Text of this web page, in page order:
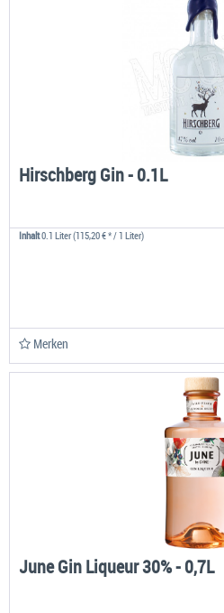
Hirschberg Gin - 0.1L
Inhalt0.1 Liter(115,20 € * / 1 Liter)
Merken
June Gin Liqueur 30% - 0,7L